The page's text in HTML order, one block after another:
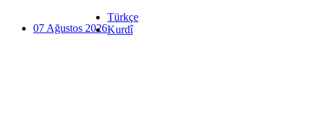
07 Ağustos 2026
Türkçe
Kurdî